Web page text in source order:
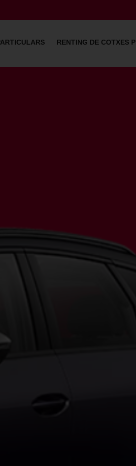
RENTING DE COTXES